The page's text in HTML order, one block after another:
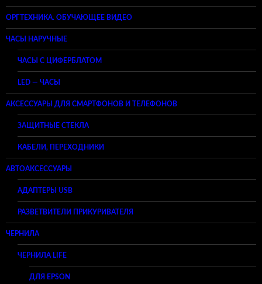
ОРГТЕХНИКА. ОБУЧАЮЩЕЕ ВИДЕО
ЧАСЫ НАРУЧНЫЕ
ЧАСЫ С ЦИФЕРБЛАТОМ
LED — ЧАСЫ
АКСЕССУАРЫ ДЛЯ СМАРТФОНОВ И ТЕЛЕФОНОВ
ЗАЩИТНЫЕ СТЕКЛА
КАБЕЛИ, ПЕРЕХОДНИКИ
АВТОАКСЕССУАРЫ
АДАПТЕРЫ USB
РАЗВЕТВИТЕЛИ ПРИКУРИВАТЕЛЯ
ЧЕРНИЛА
ЧЕРНИЛА LIFE
ДЛЯ EPSON